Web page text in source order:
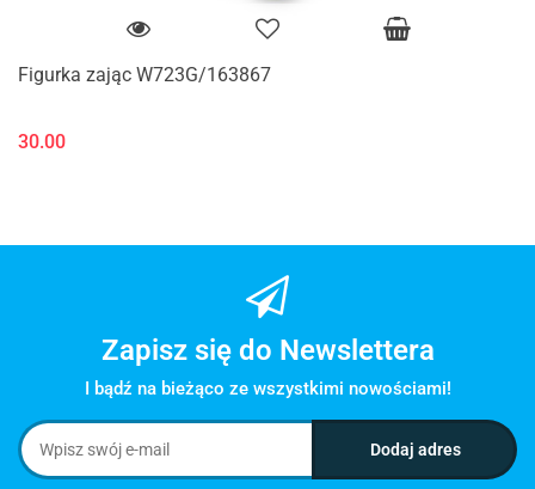
Figurka zając W723G/163867
30.00
Zapisz się do Newslettera
I bądź na bieżąco ze wszystkimi nowościami!